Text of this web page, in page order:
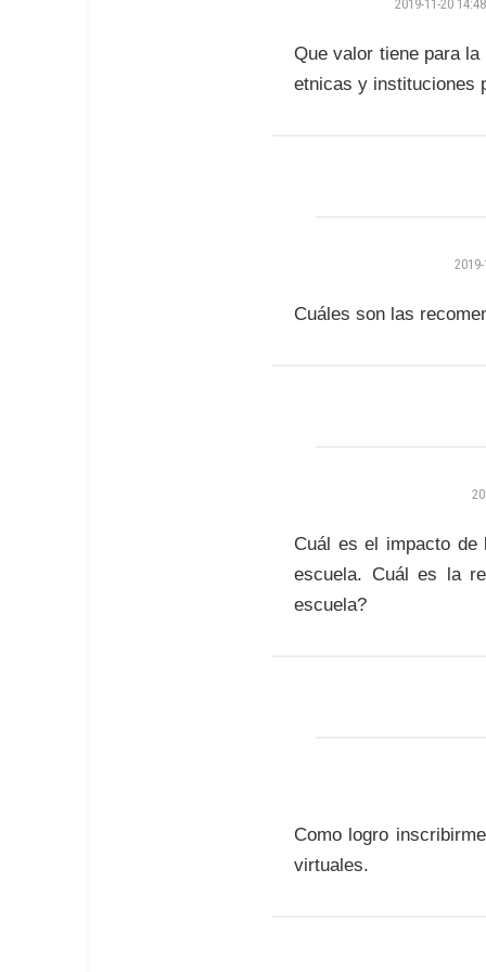
2019-11-20
Que valor tiene para
etnicas y instituciones
Cuáles son las
Cuál es el impacto de
escuela. Cuál es la
escuela?
Como logro
virtuales.